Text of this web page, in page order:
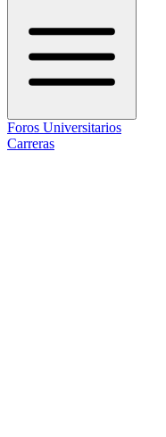
Foros Universitarios
Carreras